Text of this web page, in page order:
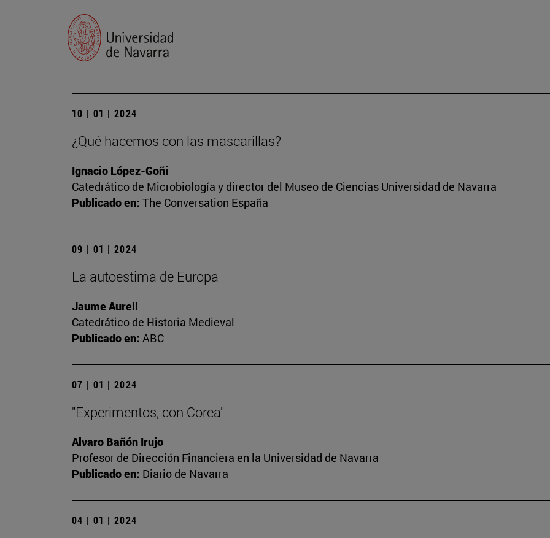
10 | 01 | 2024
¿Qué hacemos con las mascarillas?
Ignacio López-Goñi
Catedrático de Microbiología y director del Museo de Ciencias Universidad de Navarra
Publicado en: The Conversation España
09 | 01 | 2024
La autoestima de Europa
Jaume Aurell
Catedrático de Historia Medieval
Publicado en: ABC
07 | 01 | 2024
"Experimentos, con Corea"
Alvaro Bañón Irujo
Profesor de Dirección Financiera en la Universidad de Navarra
Publicado en: Diario de Navarra
04 | 01 | 2024